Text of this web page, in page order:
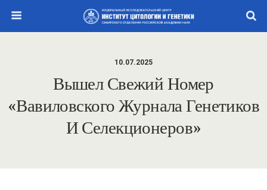
10.07.2025
Вышел Свежий Номер
«Вавиловского Журнала Генетиков
И Селекционеров»